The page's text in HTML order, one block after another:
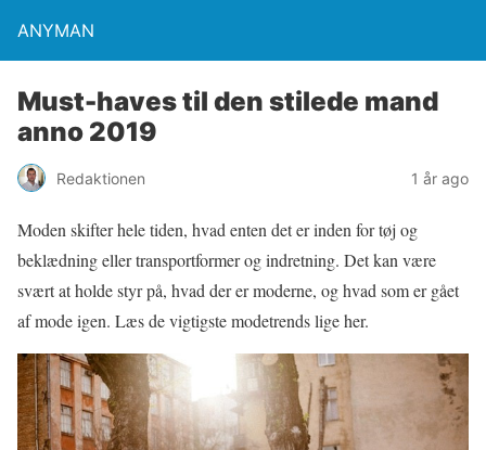
ANYMAN
Must-haves til den stilede mand
anno 2019
Redaktionen 1 år ago
Moden skifter hele tiden, hvad enten det er inden for tøj og
beklædning eller transportformer og indretning. Det kan være
svært at holde styr på, hvad der er moderne, og hvad som er gået
af mode igen. Læs de vigtigste modetrends lige her.